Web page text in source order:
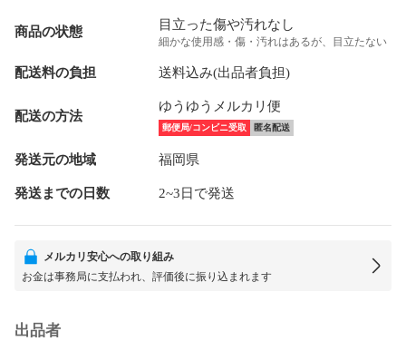
商品の状態 目立った傷や汚れなし
細かな使用感・傷・汚れはあるが、目立たない
配送料の負担 送料込み(出品者負担)
配送の方法
ゆうゆうメルカリ便
郵便局/コンビニ受取 匿名配送
発送元の地域 福岡県
発送までの日数 2~3日で発送
メルカリ安心への取り組み
お金は事務局に支払われ、評価後に振り込まれます
出品者